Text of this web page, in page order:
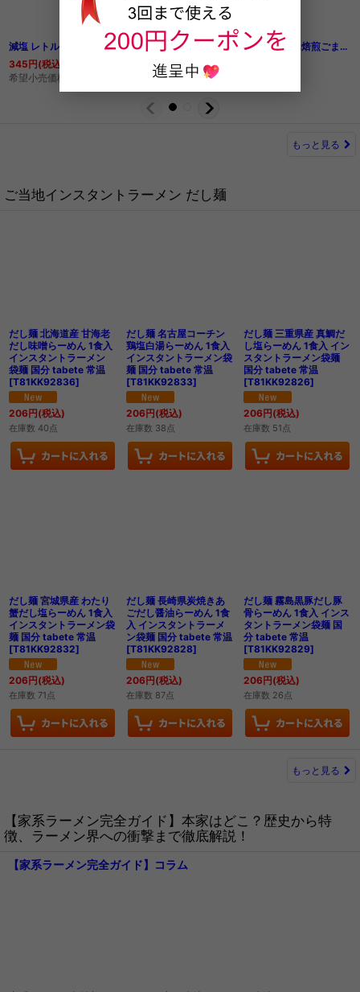
減塩 レトルト 本枯鰹の和風だし香るチキンカレー 180ｇ但馬すこやか地どり 本枯鰹 常温保存 塩分控えめ
345円(税込)
希望小売価格
大阪ラーメン 麺屋丈六２食入 高井田系ラーメン 有名店ラーメン常温保存 半生麺
円(税込)
札幌らーめん焙煎ごまみそ 吉山商店2食入り ご当地ラーメン 常温保存 半生麺
もっと見る
ご当地インスタントラーメン だし麺
だし麺 北海道産 甘海老
だし味噌らーめん 1食入
インスタントラーメン
袋麺 国分 tabete 常温
[T81KK92836]
206 円(税込)
在庫数 40点
だし麺 名古屋コーチン
鶏塩白湯らーめん 1食入
インスタントラーメン袋
麺 国分 tabete 常温
[T81KK92833]
206 円(税込)
在庫数 38点
だし麺 三重県産 真鯛だ
し塩らーめん 1食入 イン
スタントラーメン袋麺
国分 tabete 常温
[T81KK92826]
206 円(税込)
在庫数 51点
だし麺 宮城県産 わたり
蟹だし塩らーめん 1食入
インスタントラーメン袋
麺 国分 tabete 常温
[T81KK92832]
206 円(税込)
在庫数 71点
だし麺 長崎県炭焼きあ
ごだし醤油らーめん 1食
入 インスタントラーメ
ン袋麺 国分 tabete 常温
[T81KK92828]
206 円(税込)
在庫数 87点
だし麺 霧島黒豚だし豚
骨らーめん 1食入 インス
タントラーメン袋麺 国
分 tabete 常温
[T81KK92829]
206 円(税込)
在庫数 26点
もっと見る
【家系ラーメン完全ガイド】本家はどこ？歴史から特
徴、ラーメン界への衝撃まで徹底解説！
【家系ラーメン完全ガイド】コラム